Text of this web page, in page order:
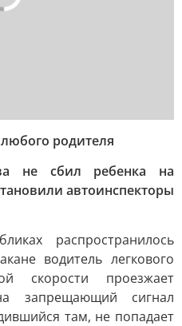
родителя
не сбил ребенка на
автоинспекторы
распространилось
водитель легкового
скорости проезжает
запрещающий сигнал
там, не попадает